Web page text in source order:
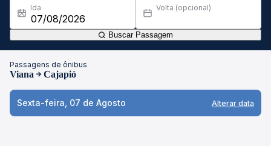
Ida Volta (opcional)
Buscar Passagem
Passagens de ônibus
Viana Cajapió
Sexta-feira, 07 de Agosto Alterar data